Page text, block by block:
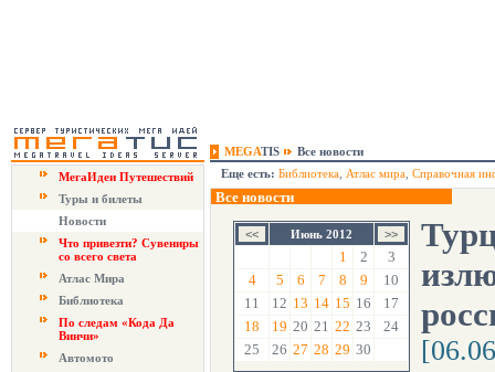
MEGATIS
Все новости
МегаИдеи Путешествий
Туры и билеты
Новости
Что привезти? Сувениры
со всего света
Атлас Мира
Библиотека
По следам «Кода Да
Винчи»
Автомото
Еще есть: Библиотека Атлас мира Справочная
Все новости
Июнь 2012
1 2
3
4
5 6 7 8 9
10
11
12 13 14 15 16
17
18
19 20 21 22 23
24
25
26 27 28 29 30